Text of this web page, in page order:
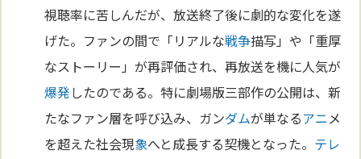
視聴率に苦しんだが、放送終了後に劇的な変化を遂
げた。ファンの間で「リアルな戦争描写」や「重厚
なストーリー」が再評価され、再放送を機に人気が
爆発したのである。特に劇場版三部作の公開は、新
たなファン層を呼び込み、ガンダムが単なるアニメ
を超えた社会現象へと成長する契機となった。 テレ